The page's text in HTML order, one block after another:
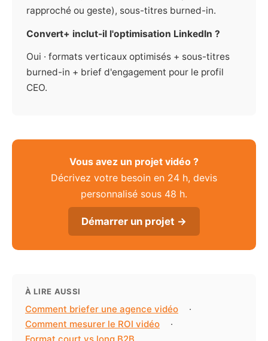
rapproché ou geste), sous-titres burned-in.
Convert+ inclut-il l'optimisation LinkedIn ?
Oui · formats verticaux optimisés + sous-titres
burned-in + brief d'engagement pour le profil
CEO.
Vous avez un projet vidéo ?
Décrivez votre besoin en 24 h, devis
personnalisé sous 48 h.
Démarrer un projet →
À LIRE AUSSI
Comment briefer une agence vidéo
·
Comment mesurer le ROI vidéo
·
Format court vs long B2B